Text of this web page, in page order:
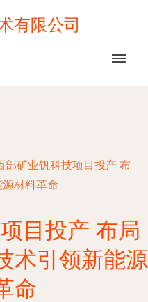
有限公司
部矿业钒科技项目投产 布
材料革命
目投产 布局
术引领新能源
命